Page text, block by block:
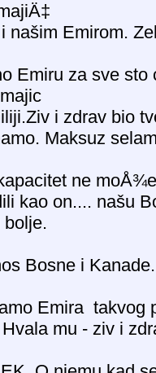
našim Emirom.
Emiru za sve
i zdrav bio
Maksuz
ne
kao on.... našu
bolje.
Bosne i Kanade.
Emira takvog
mu - ziv i